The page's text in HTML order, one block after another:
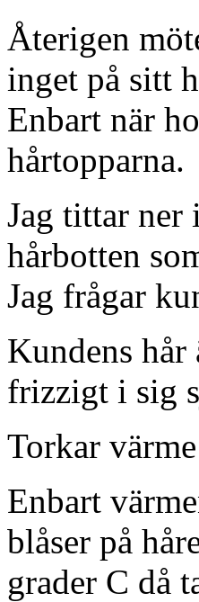
Återigen
inget på sitt
Enbart när
hårtopparna.
Jag tittar ner
hårbotten
Jag frågar
Kundens
frizzigt i sig
Torkar
Enbart
blåser på
grader C då